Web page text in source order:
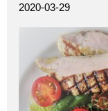
2020-03-29